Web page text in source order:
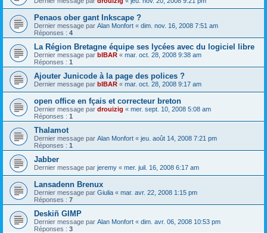
Penaos ober gant Inkscape ?
Dernier message par Alan Monfort « dim. nov. 16, 2008 7:51 am
Réponses : 4
La Région Bretagne équipe ses lycées avec du logiciel libre
Dernier message par bIBAR « mar. oct. 28, 2008 9:38 am
Réponses : 1
Ajouter Junicode à la page des polices ?
Dernier message par bIBAR « mar. oct. 28, 2008 9:17 am
open office en fçais et correcteur breton
Dernier message par drouizig « mer. sept. 10, 2008 5:08 am
Réponses : 1
Thalamot
Dernier message par Alan Monfort « jeu. août 14, 2008 7:21 pm
Réponses : 1
Jabber
Dernier message par jeremy « mer. juil. 16, 2008 6:17 am
Lansadenn Brenux
Dernier message par Giulia « mar. avr. 22, 2008 1:15 pm
Réponses : 7
Deskiñ GIMP
Dernier message par Alan Monfort « dim. avr. 06, 2008 10:53 pm
Réponses : 3